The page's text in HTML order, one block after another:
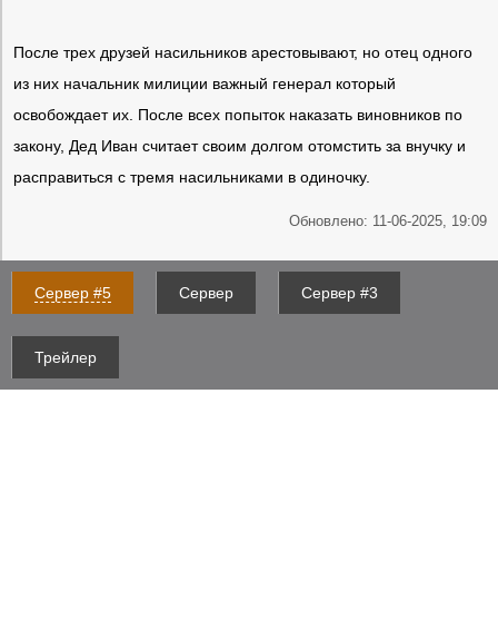
После трех друзей насильников арестовывают, но отец одного
из них начальник милиции важный генерал который
освобождает их. После всех попыток наказать виновников по
закону, Дед Иван считает своим долгом отомстить за внучку и
расправиться с тремя насильниками в одиночку.
Обновлено: 11-06-2025, 19:09
Сервер #5 Сервер Сервер #3
Трейлер